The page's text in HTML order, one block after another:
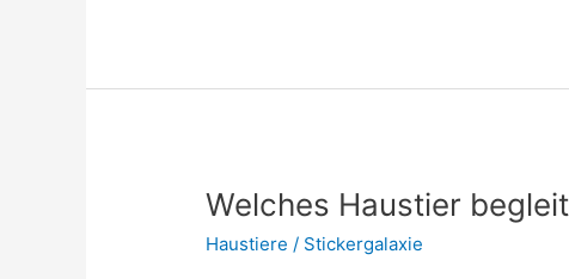
Welches Haustier
Haustiere / Stickergalaxie